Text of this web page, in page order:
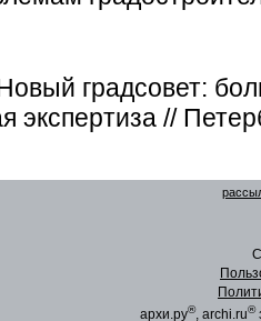
градсовет:
экспертиза //
архи.ру®, archi.ru®